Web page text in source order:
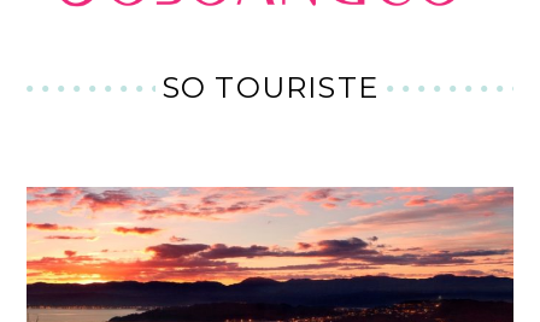
SO IN LOVE
SO PRATIQUE
CONTACT
SO TOURISTE